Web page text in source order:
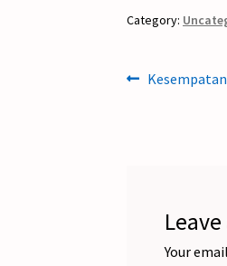
Category:
Post
Previous
Your